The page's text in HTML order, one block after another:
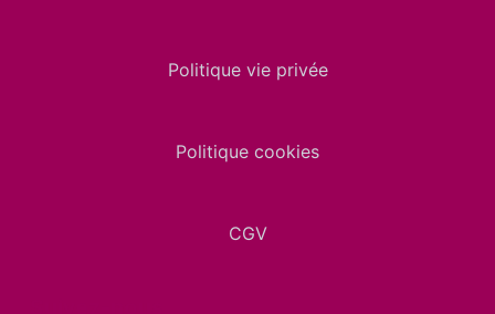
Politique vie privée
Politique cookies
CGV